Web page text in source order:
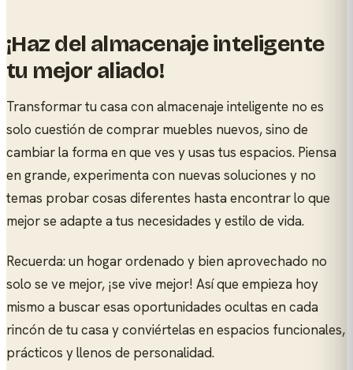
¡Haz del almacenaje inteligente
tu mejor aliado!
Transformar tu casa con almacenaje inteligente no es
solo cuestión de comprar muebles nuevos, sino de
cambiar la forma en que ves y usas tus espacios. Piensa
en grande, experimenta con nuevas soluciones y no
temas probar cosas diferentes hasta encontrar lo que
mejor se adapte a tus necesidades y estilo de vida.
Recuerda: un hogar ordenado y bien aprovechado no
solo se ve mejor, ¡se vive mejor! Así que empieza hoy
mismo a buscar esas oportunidades ocultas en cada
rincón de tu casa y conviértelas en espacios funcionales,
prácticos y llenos de personalidad.